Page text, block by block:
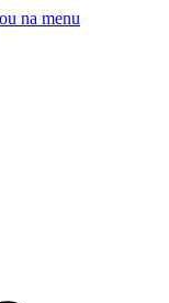
na menu